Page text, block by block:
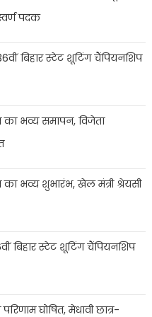
पदक
बिहार स्टेट शूटिंग चैंपियनशिप
का भव्य समापन, विजेता
का भव्य शुभारंभ, खेल मंत्री श्रेयसी
बिहार स्टेट शूटिंग चैंपियनशिप
घोषित, मेधावी छात्र-